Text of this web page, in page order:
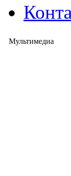
Мультимедиа